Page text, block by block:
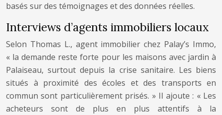
basés sur des témoignages et des données réelles.
Interviews d’agents immobiliers locaux
Selon Thomas L., agent immobilier chez Palay’s Immo,
« la demande reste forte pour les maisons avec jardin à
Palaiseau, surtout depuis la crise sanitaire. Les biens
situés à proximité des écoles et des transports en
commun sont particulièrement prisés. » Il ajoute : « Les
acheteurs sont de plus en plus attentifs à la